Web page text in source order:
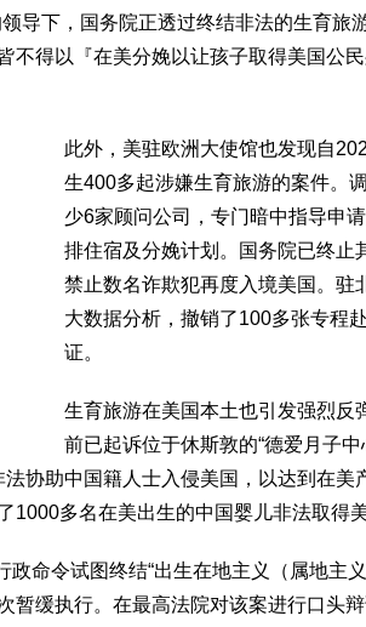
导下，国务院正透过终结非法的生育旅
不得以『在美分娩以让孩子取得美国公
此外，美驻欧洲大使馆也发现自
生400多起涉嫌生育旅游的案件。
少6家顾问公司，专门暗中指导申
排住宿及分娩计划。国务院已终止
禁止数名诈欺犯再度入境美国。驻
大数据分析，撤销了100多张专程
证。
生育旅游在美国本土也引发强烈反
前已起诉位于休斯敦的“德爱月子中
协助中国籍人士入侵美国，以达到在美
1000多名在美出生的中国婴儿非法取得美
命令试图终结“出生在地主义（属地主
暂缓执行。在最高法院对该案进行口头